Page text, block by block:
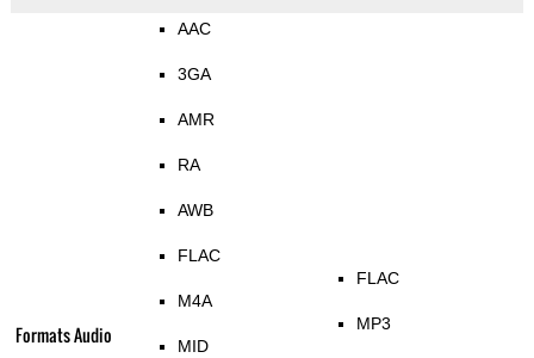
Formats Audio
AAC
3GA
AMR
RA
AWB
FLAC
M4A
MID
FLAC
MP3